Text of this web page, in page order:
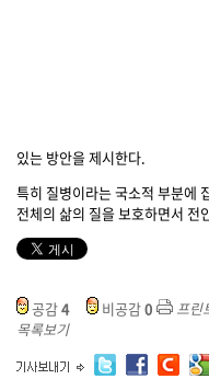
있는 방안을 제시한다.
특히 질병이라는 국소적 부분에
전체의 삶의 질을 보호하면서 전
공감4 비공감0 프린
목록보기